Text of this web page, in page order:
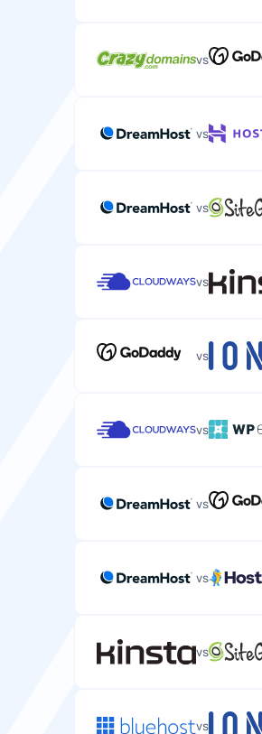
vs
vs
vs
vs
vs
vs
vs
vs
vs
vs